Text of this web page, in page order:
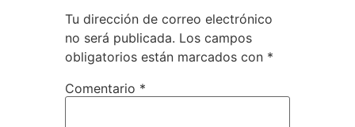
Tu dirección de correo electrónico
no será publicada. Los campos
obligatorios están marcados con *
Comentario *